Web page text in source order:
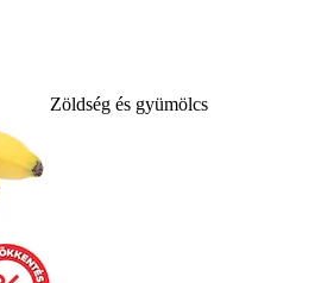
Zöldség és gyümölcs